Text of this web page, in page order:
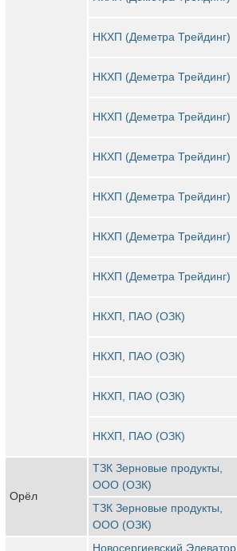
НКХП (Деметра Трейдинг)
НКХП (Деметра Трейдинг)
НКХП (Деметра Трейдинг)
НКХП (Деметра Трейдинг)
НКХП (Деметра Трейдинг)
НКХП (Деметра Трейдинг)
НКХП (Деметра Трейдинг)
НКХП, ПАО (ОЗК)
НКХП, ПАО (ОЗК)
НКХП, ПАО (ОЗК)
НКХП, ПАО (ОЗК)
Орёл
ТЗК Зерновые продукты,
ООО (ОЗК)
ТЗК Зерновые продукты,
ООО (ОЗК)
Новосергиевский Элеватор,